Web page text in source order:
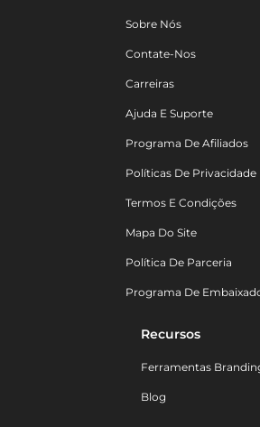
Sobre Nós
Contate-Nos
Carreiras
Ajuda E Suporte
Programa De Afiliados
Políticas De Privacidade
Termos E Condições
Mapa Do Site
Política De Parceria
Programa De
Recursos
Ferramentas
Blog